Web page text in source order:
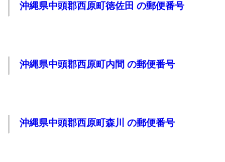
沖縄県中頭郡西原町徳佐田 の郵便番号
沖縄県中頭郡西原町内間 の郵便番号
沖縄県中頭郡西原町森川 の郵便番号